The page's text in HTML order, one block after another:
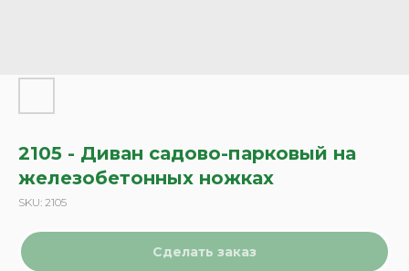
2105 - Диван садово-парковый на
железобетонных ножках
SKU: 2105
Сделать заказ